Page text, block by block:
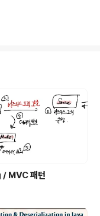
MVC 패턴